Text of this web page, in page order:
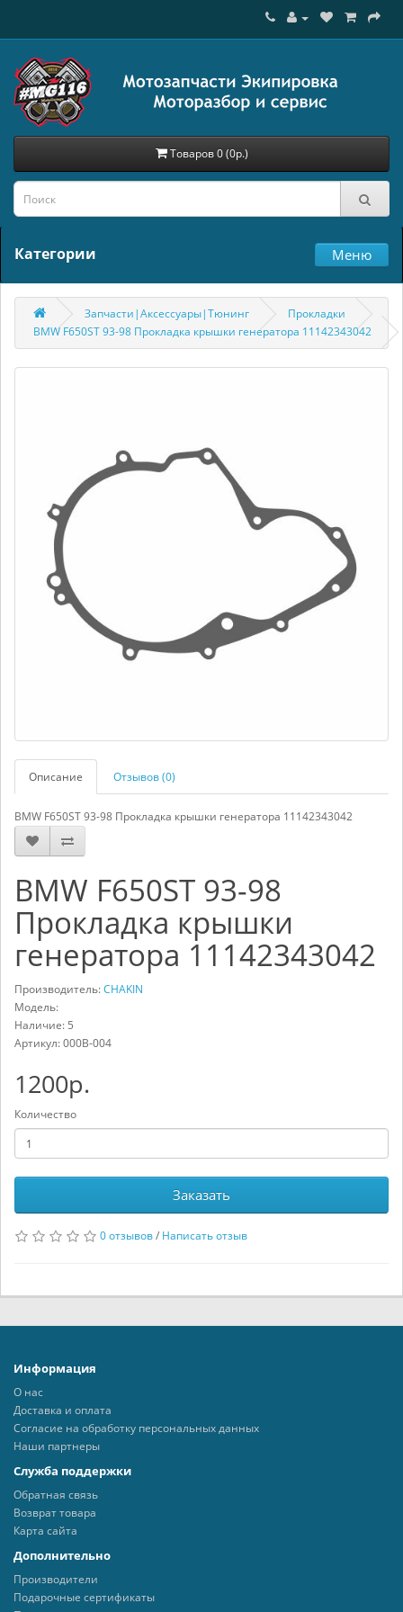
Товаров 0 (0р.)
Категории Меню
Запчасти|Аксессуары|Тюнинг
Прокладки
BMW F650ST 93-98 Прокладка крышки генератора 11142343042
Описание Отзывов (0)
BMW F650ST 93-98 Прокладка крышки генератора 11142343042
BMW F650ST 93-98
Прокладка крышки
генератора 11142343042
Производитель:CHAKIN
Модель:
Наличие: 5
Артикул:000B-004
1200р.
Количество
Заказать
0 отзывов/ Написать отзыв
Информация
О нас
Доставка и оплата
Согласие на обработку персональных данных
Наши партнеры
Служба поддержки
Обратная связь
Возврат товара
Карта сайта
Дополнительно
Производители
Подарочные сертификаты